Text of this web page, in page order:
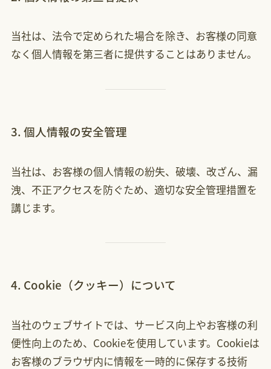
当社は、法令で定められた場合を除き、お客様の同意
なく個人情報を第三者に提供することはありません。
3. 個人情報の安全管理
当社は、お客様の個人情報の紛失、破壊、改ざん、漏
洩、不正アクセスを防ぐため、適切な安全管理措置を
講じます。
4. Cookie（クッキー）について
当社のウェブサイトでは、サービス向上やお客様の利
便性向上のため、Cookieを使用しています。Cookieは
お客様のブラウザ内に情報を一時的に保存する技術